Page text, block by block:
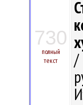
730
полный
текст
/